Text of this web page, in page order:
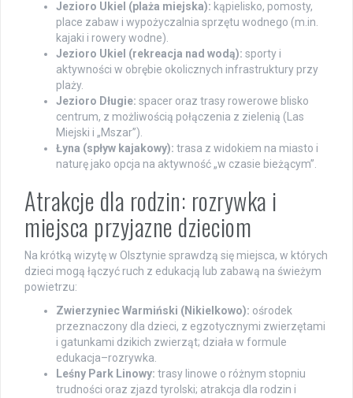
Jezioro Ukiel (plaża miejska): kąpielisko, pomosty,
place zabaw i wypożyczalnia sprzętu wodnego (m.in.
kajaki i rowery wodne).
Jezioro Ukiel (rekreacja nad wodą): sporty i
aktywności w obrębie okolicznych infrastruktury przy
plaży.
Jezioro Długie: spacer oraz trasy rowerowe blisko
centrum, z możliwością połączenia z zielenią (Las
Miejski i „Mszar”).
Łyna (spływ kajakowy): trasa z widokiem na miasto i
naturę jako opcja na aktywność „w czasie bieżącym”.
Atrakcje dla rodzin: rozrywka i
miejsca przyjazne dzieciom
Na krótką wizytę w Olsztynie sprawdzą się miejsca, w których
dzieci mogą łączyć ruch z edukacją lub zabawą na świeżym
powietrzu:
Zwierzyniec Warmiński (Nikielkowo): ośrodek
przeznaczony dla dzieci, z egzotycznymi zwierzętami
i gatunkami dzikich zwierząt; działa w formule
edukacja–rozrywka.
Leśny Park Linowy: trasy linowe o różnym stopniu
trudności oraz zjazd tyrolski; atrakcja dla rodzin i